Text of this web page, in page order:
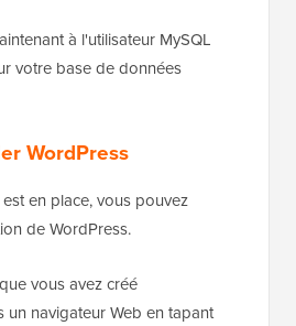
à l'utilisateur MySQL
votre base de données
WordPress
en place, vous pouvez
de WordPress.
vous avez créé
un navigateur Web en tapant